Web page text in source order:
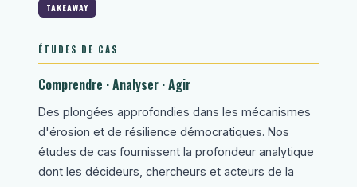
TAKEAWAY
ÉTUDES DE CAS
Comprendre · Analyser · Agir
Des plongées approfondies dans les mécanismes
d'érosion et de résilience démocratiques. Nos
études de cas fournissent la profondeur analytique
dont les décideurs, chercheurs et acteurs de la